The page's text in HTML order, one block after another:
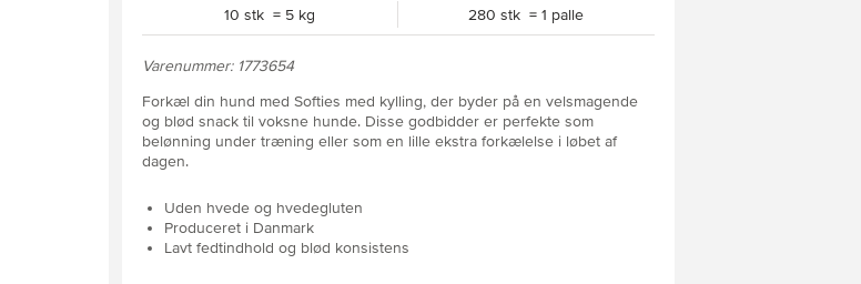
10 stk = 5 kg 280 stk = 1 palle
Varenummer: 1773654
Forkæl din hund med Softies med kylling, der byder på en velsmagende
og blød snack til voksne hunde. Disse godbidder er perfekte som
belønning under træning eller som en lille ekstra forkælelse i løbet af
dagen.
Uden hvede og hvedegluten
Produceret i Danmark
Lavt fedtindhold og blød konsistens